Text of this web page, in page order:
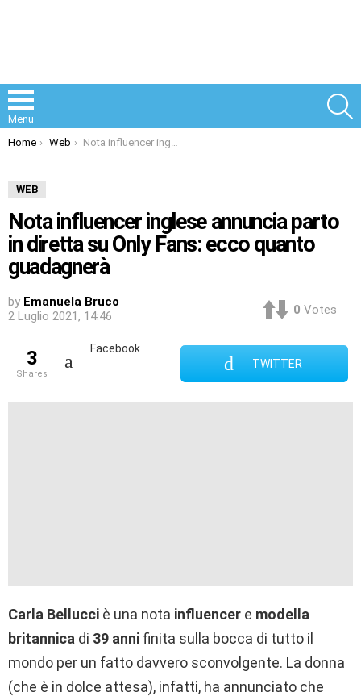
Menu
You are here:
Home Web Nota influencer inglese annuncia parto in diretta su Only Fans: ecco quanto guadagnerà
WEB
Nota influencer inglese annuncia parto
in diretta su Only Fans: ecco quanto
guadagnerà
by Emanuela Bruco
2 Luglio 2021, 14:46
0 Votes
3
shares
Facebook
TWITTER
Carla Bellucci è una nota influencer e modella
britannica di 39 anni finita sulla bocca di tutto il
mondo per un fatto davvero sconvolgente. La donna
(che è in dolce attesa), infatti, ha annunciato che